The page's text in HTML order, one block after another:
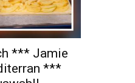
*** Jamie
***